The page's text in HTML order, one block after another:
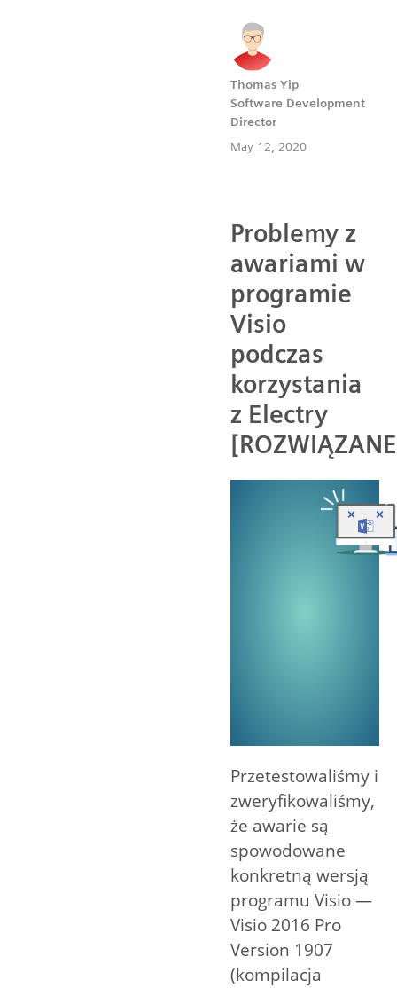
Thomas Yip
Software Development
Director
May 12, 2020
Problemy z
awariami w
programie
Visio
podczas
korzystania
z Electry
Przetestowaliśmy i
zweryfikowaliśmy,
że awarie są
spowodowane
konkretną wersją
programu Visio —
Visio 2016 Pro
Version 1907
(kompilacja